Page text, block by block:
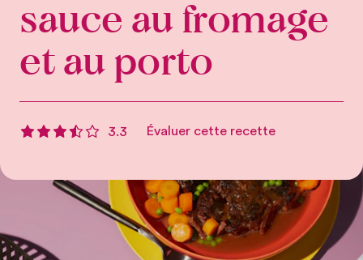
sauce au fromage
et au porto
3.3 Évaluer cette recette